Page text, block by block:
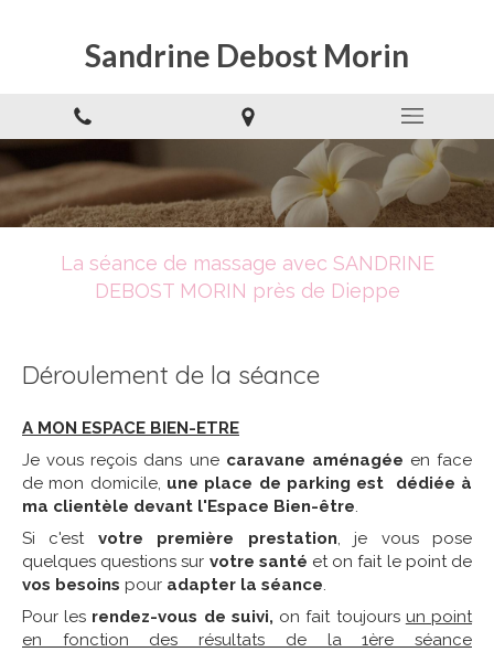
Sandrine Debost Morin
La séance de massage avec SANDRINE
DEBOST MORIN près de Dieppe
Déroulement de la séance
A MON ESPACE BIEN-ETRE
Je vous reçois dans une caravane aménagée en face
de mon domicile, une place de parking est dédiée à
ma clientèle devant l'Espace Bien-être.
Si c'est votre première prestation, je vous pose
quelques questions sur votre santé et on fait le point de
vos besoins pour adapter la séance.
Pour les rendez-vous de suivi, on fait toujours un point
en fonction des résultats de la 1ère séance